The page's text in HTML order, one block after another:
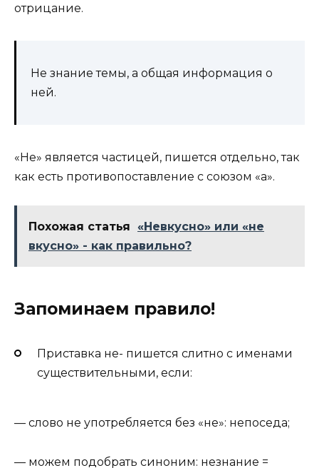
отрицание.
Не знание темы, а общая информация о
ней.
«Не» является частицей, пишется отдельно, так
как есть противопоставление с союзом «а».
Похожая статья
«Невкусно» или «не
вкусно» - как правильно?
Запоминаем правило!
Приставка не- пишется слитно с именами
существительными, если:
— слово не употребляется без «не»: непоседа;
— можем подобрать синоним: незнание =